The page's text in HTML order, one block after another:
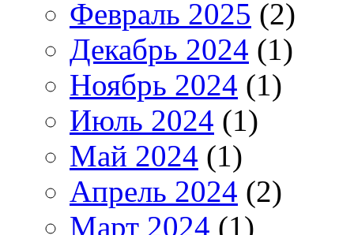
Февраль 2025 (2)
Декабрь 2024 (1)
Ноябрь 2024 (1)
Июль 2024 (1)
Май 2024 (1)
Апрель 2024 (2)
Март 2024 (1)